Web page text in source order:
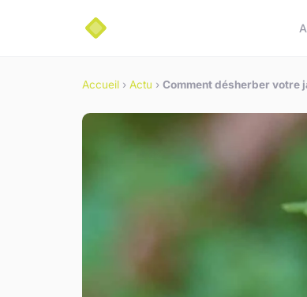
Accueil › Actu › Comment désherber votre